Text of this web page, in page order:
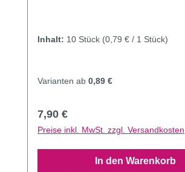
Inhalt: 10 Stück (0,79 € / 1 Stück)
Varianten ab 0,89 €
Regulärer Preis:
7,90 €
Preise inkl. MwSt. zzgl. Versandkosten
In den Warenkorb